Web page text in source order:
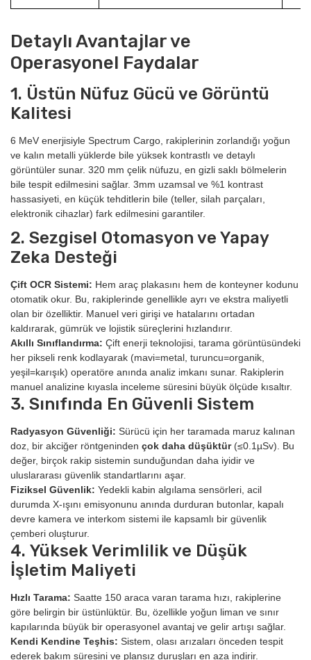
Detaylı Avantajlar ve
Operasyonel Faydalar
1. Üstün Nüfuz Gücü ve Görüntü
Kalitesi
6 MeV enerjisiyle Spectrum Cargo, rakiplerinin zorlandığı yoğun
ve kalın metalli yüklerde bile yüksek kontrastlı ve detaylı
görüntüler sunar. 320 mm çelik nüfuzu, en gizli saklı bölmelerin
bile tespit edilmesini sağlar. 3mm uzamsal ve %1 kontrast
hassasiyeti, en küçük tehditlerin bile (teller, silah parçaları,
elektronik cihazlar) fark edilmesini garantiler.
2. Sezgisel Otomasyon ve Yapay
Zeka Desteği
Çift OCR Sistemi: Hem araç plakasını hem de konteyner kodunu
otomatik okur. Bu, rakiplerinde genellikle ayrı ve ekstra maliyetli
olan bir özelliktir. Manuel veri girişi ve hatalarını ortadan
kaldırarak, gümrük ve lojistik süreçlerini hızlandırır.
Akıllı Sınıflandırma: Çift enerji teknolojisi, tarama görüntüsündeki
her pikseli renk kodlayarak (mavi=metal, turuncu=organik,
yeşil=karışık) operatöre anında analiz imkanı sunar. Rakiplerin
manuel analizine kıyasla inceleme süresini büyük ölçüde kısaltır.
3. Sınıfında En Güvenli Sistem
Radyasyon Güvenliği: Sürücü için her taramada maruz kalınan
doz, bir akciğer röntgeninden çok daha düşüktür(≤0.1µSv). Bu
değer, birçok rakip sistemin sunduğundan daha iyidir ve
uluslararası güvenlik standartlarını aşar.
Fiziksel Güvenlik: Yedekli kabin algılama sensörleri, acil
durumda X-ışını emisyonunu anında durduran butonlar, kapalı
devre kamera ve interkom sistemi ile kapsamlı bir güvenlik
çemberi oluşturur.
4. Yüksek Verimlilik ve Düşük
İşletim Maliyeti
Hızlı Tarama: Saatte 150 araca varan tarama hızı, rakiplerine
göre belirgin bir üstünlüktür. Bu, özellikle yoğun liman ve sınır
kapılarında büyük bir operasyonel avantaj ve gelir artışı sağlar.
Kendi Kendine Teşhis: Sistem, olası arızaları önceden tespit
ederek bakım süresini ve plansız duruşları en aza indirir.